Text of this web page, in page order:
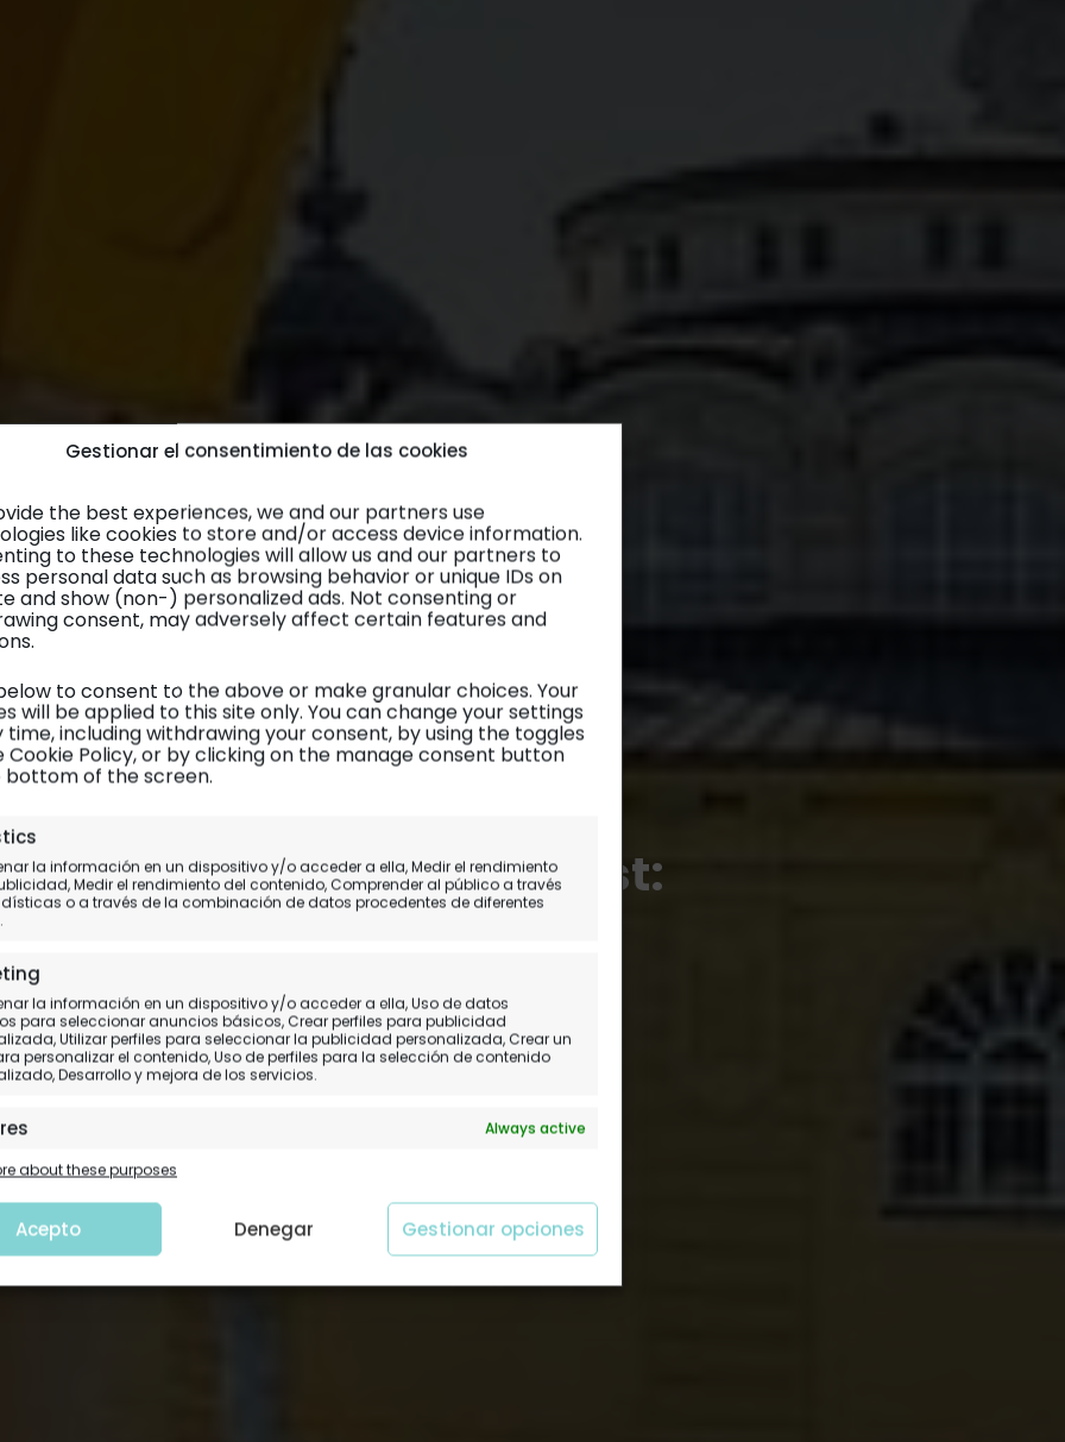
Gestionar el consentimiento de las cookies
the best experiences, we and our partners use
like cookies to store and/or access device information.
to these technologies will allow us and our partners to
personal data such as browsing behavior or unique IDs on
and show (non-) personalized ads. Not consenting or
consent, may adversely affect certain features and
to consent to the above or make granular choices. Your
will be applied to this site only. You can change your settings
time, including withdrawing your consent, by using the toggles
Cookie Policy, or by clicking on the manage consent button
of the screen.
la información en un dispositivo y/o acceder a ella, Medir el rendimiento
Medir el rendimiento del contenido, Comprender al público a través
o a través de la combinación de datos procedentes de diferentes
la información en un dispositivo y/o acceder a ella, Uso de datos
para seleccionar anuncios básicos, Crear perfiles para publicidad
Utilizar perfiles para seleccionar la publicidad personalizada, Crear un
personalizar el contenido, Uso de perfiles para la selección de contenido
Desarrollo y mejora de los servicios.
Always active
Vincular diferentes dispositivos, Identificación de
la seguridad, evitar y detectar fraudes, y
fallos, Ofrecer y presentar publicidad y Always active
about these purposes
Acepto Denegar Gestionar opciones
Széchenyi de Budapest:
precios y consejos
Esquiva largas colas y esperas